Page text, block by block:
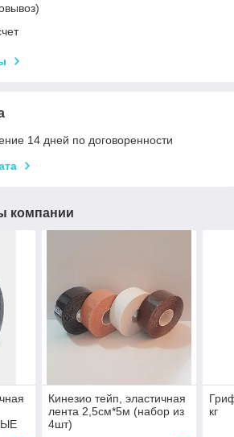
14 дней по договоренности
компании
Кинезио тейп, эластичная
лента 2,5см*5м (набор из
4шт)
кг